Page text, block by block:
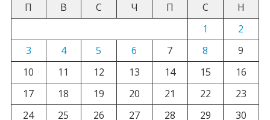
П
В С Ч П С
Н
1
2
3
4 5 6 7 8
9
10
11 12 13 14 15
16
17
18 19 20 21 22
23
24
25 26 27 28 29
30